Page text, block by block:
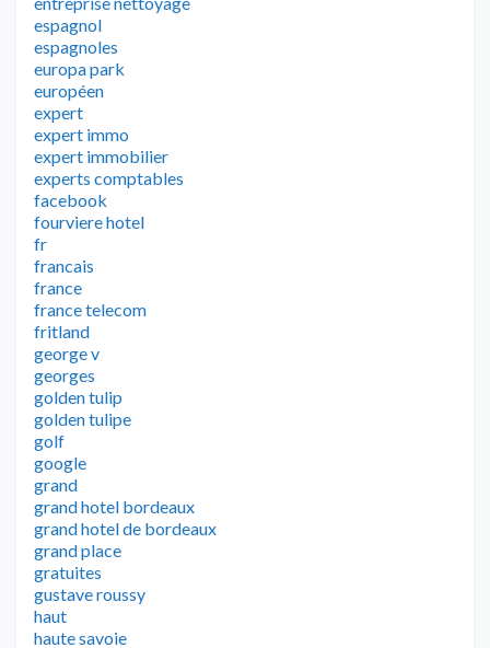
espagnol
espagnoles
europa park
européen
expert
expert immo
expert immobilier
experts comptables
facebook
fourviere hotel
fr
francais
france
france telecom
fritland
george v
georges
golden tulip
golden tulipe
golf
google
grand
grand hotel bordeaux
grand hotel de bordeaux
grand place
gratuites
gustave roussy
haut
haute savoie